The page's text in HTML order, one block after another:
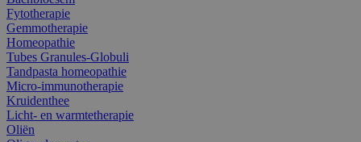
Fytotherapie
Gemmotherapie
Homeopathie
Tubes Granules-Globuli
Tandpasta homeopathie
Micro-immunotherapie
Kruidenthee
Licht- en warmtetherapie
Oliën